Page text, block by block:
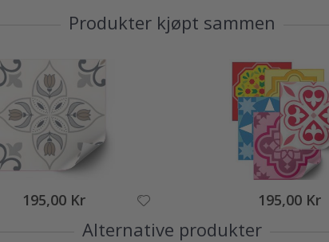
Produkter kjøpt sammen
195,00 Kr 195,00 Kr
Alternative produkter